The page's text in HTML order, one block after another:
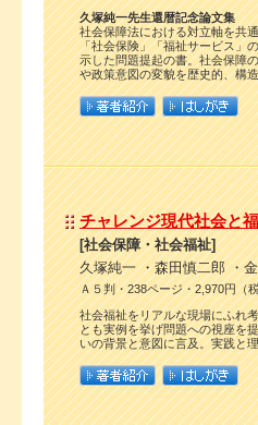
久塚純一先生還暦記念論文集
社会保障法における対立軸を共
「社会保険」「福祉サービス」
示した問題提起の書。社会保障
や政策意図の変貌を歴史的、構
チャレンジ現代社会と
[社会保障・社会福祉]
久塚純一 ・森田慎二郎 ・
Ａ５判・238ページ・2,970円（
社会福祉をリアルな現場にふれ
とも実例を挙げ問題への視座を
いの背景と意図に言及。実践と